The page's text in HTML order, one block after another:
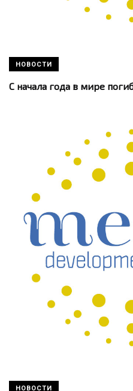
НОВОСТИ
С начала года в мире
НОВОСТИ